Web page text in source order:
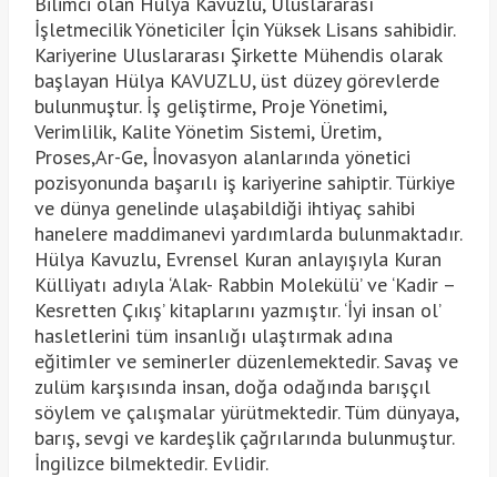
İşletmecilik Yöneticiler İçin Yüksek Lisans sahibidir.
Kariyerine Uluslararası Şirkette Mühendis olarak
başlayan Hülya KAVUZLU, üst düzey görevlerde
bulunmuştur. İş geliştirme, Proje Yönetimi,
Verimlilik, Kalite Yönetim Sistemi, Üretim,
Proses,Ar-Ge, İnovasyon alanlarında yönetici
pozisyonunda başarılı iş kariyerine sahiptir. Türkiye
ve dünya genelinde ulaşabildiği ihtiyaç sahibi
hanelere maddimanevi yardımlarda bulunmaktadır.
Hülya Kavuzlu, Evrensel Kuran anlayışıyla Kuran
Külliyatı adıyla ‘Alak- Rabbin Molekülü’ ve ‘Kadir –
Kesretten Çıkış’ kitaplarını yazmıştır. ‘İyi insan ol’
hasletlerini tüm insanlığı ulaştırmak adına
eğitimler ve seminerler düzenlemektedir. Savaş ve
zulüm karşısında insan, doğa odağında barışçıl
söylem ve çalışmalar yürütmektedir. Tüm dünyaya,
barış, sevgi ve kardeşlik çağrılarında bulunmuştur.
İngilizce bilmektedir. Evlidir.